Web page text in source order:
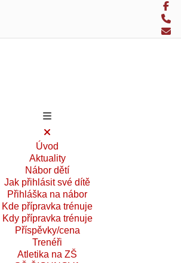
Úvod
Aktuality
Nábor dětí
Jak přihlásit své dítě
Přihláška na nábor
Kde přípravka trénuje
Kdy přípravka trénuje
Příspěvky/cena
Trenéři
Atletika na ZŠ